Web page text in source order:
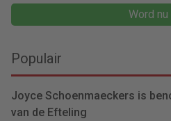
Word nu
Populair
Joyce Schoenmaeckers is
van de Efteling